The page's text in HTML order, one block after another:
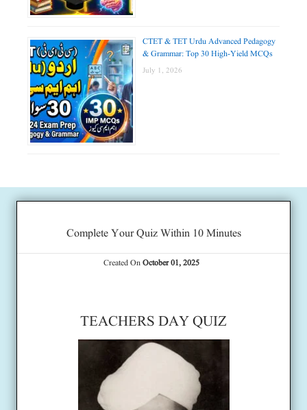
CTET & TET Urdu Advanced Pedagogy
& Grammar: Top 30 High-Yield MCQs
July 1, 2026
Complete Your Quiz Within 10 Minutes
Created OnOctober 01, 2025
TEACHERS DAY QUIZ